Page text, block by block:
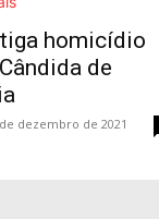
homicídio
de
dezembro de 2021